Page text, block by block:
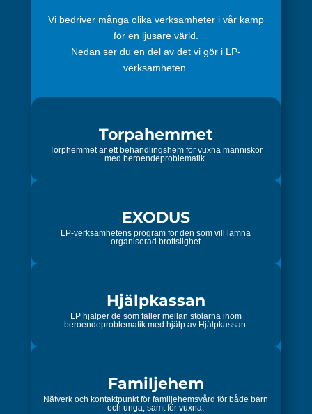
Vi bedriver många olika verksamheter i vår kamp
för en ljusare värld.
Nedan ser du en del av det vi gör i LP-
verksamheten.
Torpahemmet
Torphemmet är ett behandlingshem för vuxna människor
med beroendeproblematik.
EXODUS
LP-verksamhetens program för den som vill lämna
organiserad brottslighet
Hjälpkassan
LP hjälper de som faller mellan stolarna inom
beroendeproblematik med hjälp av Hjälpkassan.
Familjehem
Nätverk och kontaktpunkt för familjehemsvård för både barn
och unga, samt för vuxna.